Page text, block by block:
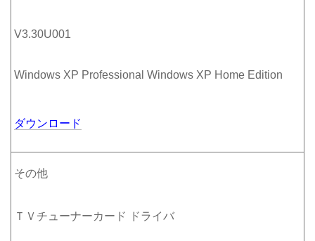
V3.30U001
Windows XP Professional Windows XP Home Edition
ダウンロード
その他
ＴＶチューナーカード ドライバ